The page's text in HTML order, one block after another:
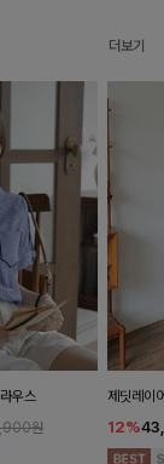
더보기
우스
원
제딧레이
12%